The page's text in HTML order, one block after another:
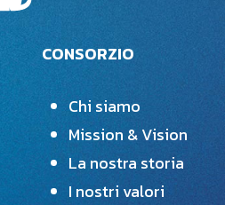
CONSORZIO
Chi siamo
Mission & Vision
La nostra storia
I nostri valori